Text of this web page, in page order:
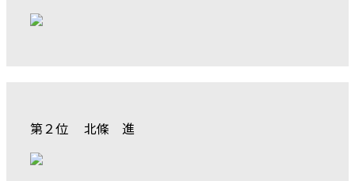
第２位 北條 進